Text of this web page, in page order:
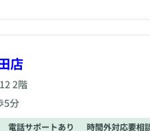
店
2階
5分
電話サポートあり 時間外対応要相